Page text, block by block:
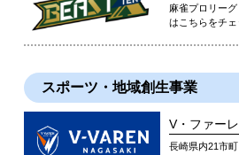
麻雀プロリー
はこちらをチェ
スポーツ・地域創生事業
V・ファー
長崎県内21市